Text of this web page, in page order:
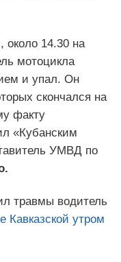
14.30 на
мотоцикла
и упал. Он
скончался на
факту
«Кубанским
УМВД по
травмы водитель
Кавказской утром